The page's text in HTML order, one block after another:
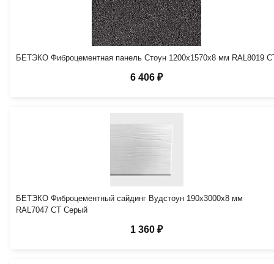
БЕТЭКО Фиброцементная панель Стоун 1200х1570х8 мм RAL8019
6 406 ₽
БЕТЭКО Фиброцементный сайдинг Вудстоун 190х3000х8 мм
RAL7047 СТ Серый
1 360 ₽